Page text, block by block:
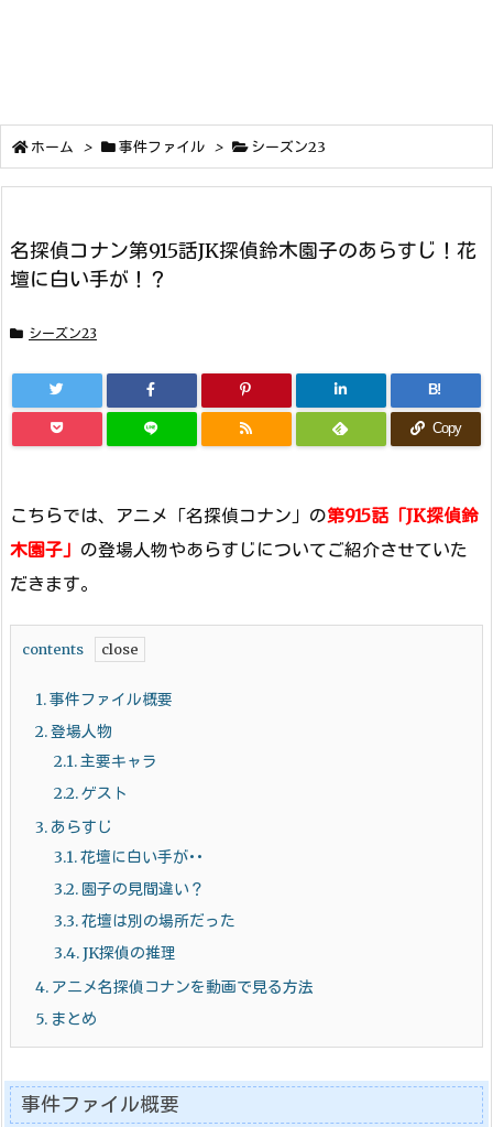
ホーム > 事件ファイル > シーズン23
名探偵コナン第915話JK探偵鈴木園子のあらすじ！花
壇に白い手が！？
シーズン23
B!
Copy
こちらでは、アニメ「名探偵コナン」の第915話「JK探偵鈴
木園子」 の登場人物やあらすじについてご紹介させていた
だきます。
contents
1.事件ファイル概要
2.登場人物
2.1.主要キャラ
2.2.ゲスト
3. あらすじ
3.1.花壇に白い手が･･
3.2. 園子の見間違い？
3.3.花壇は別の場所だった
3.4.JK探偵の推理
4. アニメ名探偵コナンを動画で見る方法
5. まとめ
事件ファイル概要